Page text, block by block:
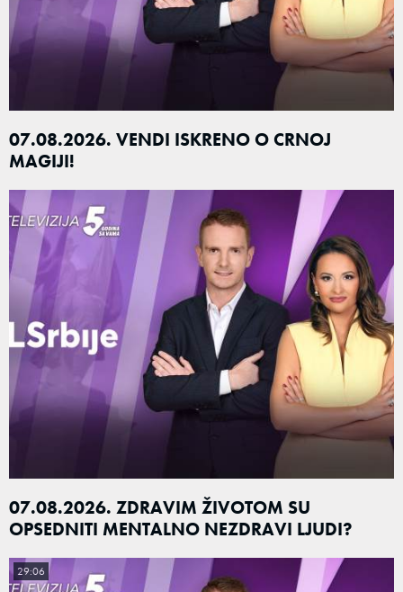
07.08.2026. VENDI ISKRENO O CRNOJ
MAGIJI!
07.08.2026. ZDRAVIM ŽIVOTOM SU
OPSEDNITI MENTALNO NEZDRAVI LJUDI?
29:06